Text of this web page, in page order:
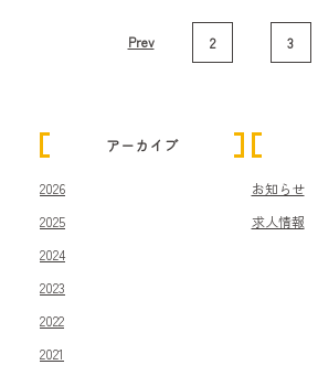
Prev 2 3
アーカイブ
2026
2025
2024
2023
2022
2021
お知らせ
求人情報